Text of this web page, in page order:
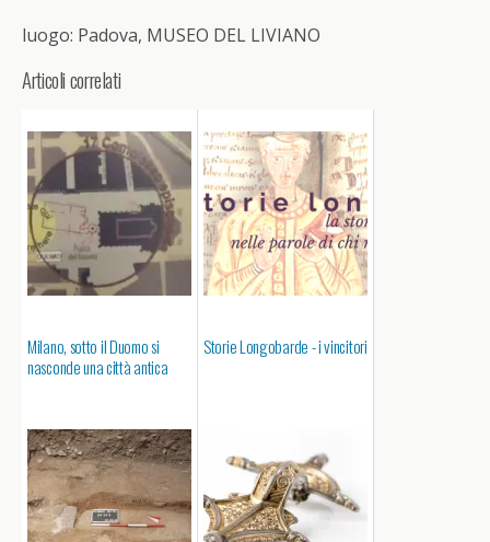
luogo: Padova, MUSEO DEL LIVIANO
Articoli correlati
Milano, sotto il Duomo si
nasconde una città antica
Storie Longobarde - i vincitori